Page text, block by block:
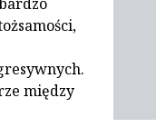
między